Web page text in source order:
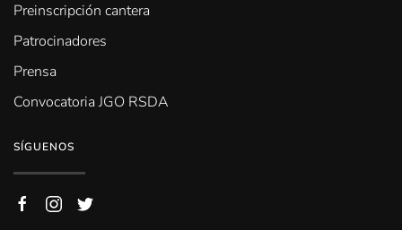
Preinscripción cantera
Patrocinadores
Prensa
Convocatoria JGO RSDA
SÍGUENOS